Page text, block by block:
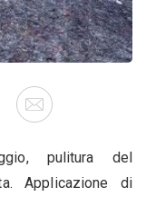
pulitura del
Applicazione di